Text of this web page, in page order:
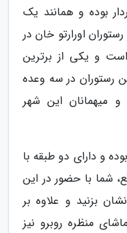
بوده و همانند یک
اورارتو خان در
و یکی از برترین
رستوران در سه وعده
و میهمانان این شهر
صبح تا 11 شب باز بوده و دارای دو طبقه با
شما با حضور در این
بزنید و علاوه بر
منظره روبرو نیز